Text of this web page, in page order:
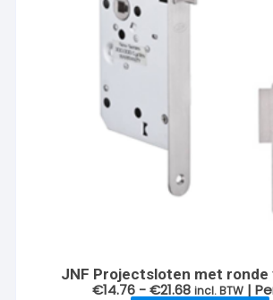
JNF Projectsloten met ronde
€14.76 - €21.68Prijsklasse:
incl. BTW |